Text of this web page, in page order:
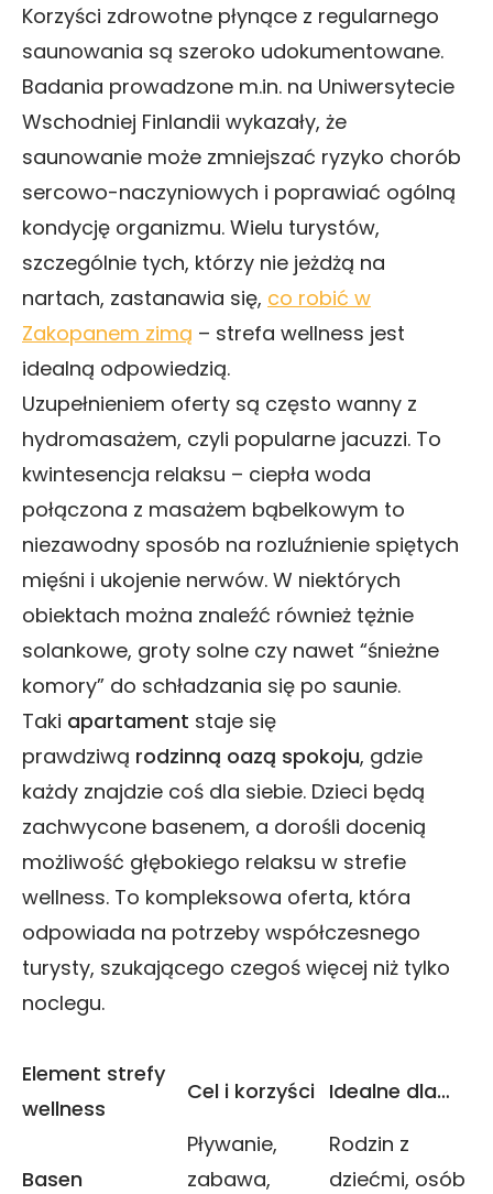
Korzyści zdrowotne płynące z regularnego
saunowania są szeroko udokumentowane.
Badania prowadzone m.in. na Uniwersytecie
Wschodniej Finlandii wykazały, że
saunowanie może zmniejszać ryzyko chorób
sercowo-naczyniowych i poprawiać ogólną
kondycję organizmu. Wielu turystów,
szczególnie tych, którzy nie jeżdżą na
nartach, zastanawia się, co robić w
Zakopanem zimą – strefa wellness jest
idealną odpowiedzią.
Uzupełnieniem oferty są często wanny z
hydromasażem, czyli popularne jacuzzi. To
kwintesencja relaksu – ciepła woda
połączona z masażem bąbelkowym to
niezawodny sposób na rozluźnienie spiętych
mięśni i ukojenie nerwów. W niektórych
obiektach można znaleźć również tężnie
solankowe, groty solne czy nawet “śnieżne
komory” do schładzania się po saunie.
Taki apartament staje się
prawdziwą rodzinną oazą spokoju, gdzie
każdy znajdzie coś dla siebie. Dzieci będą
zachwycone basenem, a dorośli docenią
możliwość głębokiego relaksu w strefie
wellness. To kompleksowa oferta, która
odpowiada na potrzeby współczesnego
turysty, szukającego czegoś więcej niż tylko
noclegu.
Element strefy
wellness
Cel i korzyści Idealne dla…
Basen
Pływanie,
zabawa,
Rodzin z
dziećmi, osób